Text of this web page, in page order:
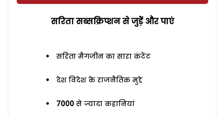
सरिता सब्सक्रिप्शन से जुड़ेें और पाएं
सरिता मैगजीन का सारा कंटेंट
देश विदेश के राजनैतिक मुद्दे
7000 से ज्यादा कहानियां